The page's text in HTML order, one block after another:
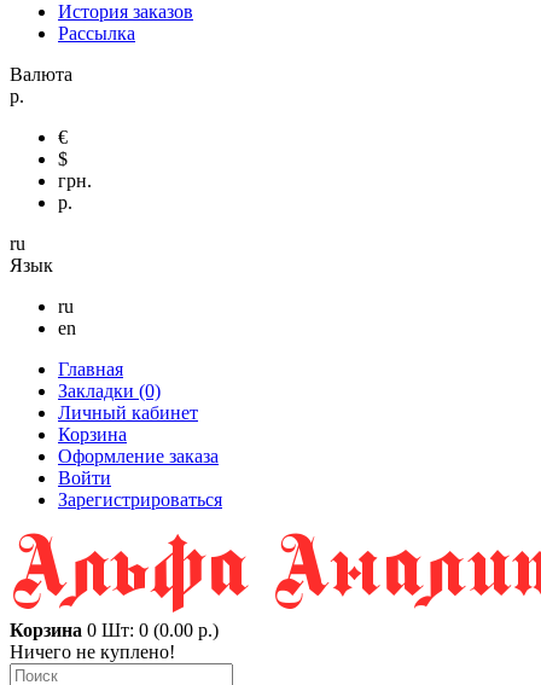
История заказов
Рассылка
Валюта
р.
€
$
грн.
р.
ru
Язык
ru
en
Главная
Закладки (0)
Личный кабинет
Корзина
Оформление заказа
Войти
Зарегистрироваться
Корзина 0 Шт: 0 (0.00 р.)
Ничего не куплено!